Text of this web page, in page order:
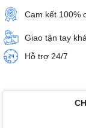
Cam kết 100%
Giao tận tay
Hỗ trợ 24/7